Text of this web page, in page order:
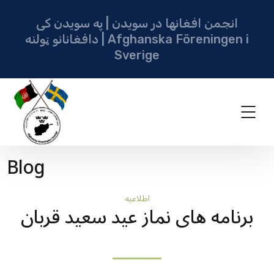
انجمن افغانها در سویدن | په سویدن کی
دافغانانو ټولنه | Afghanska Föreningen i
Sverige
Blog
اطلاعيه
برنامه های نماز عید سعید قربان